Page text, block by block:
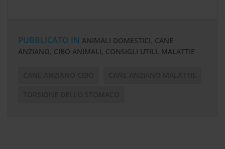
PUBBLICATO IN ANIMALI DOMESTICI, CANE
ANZIANO, CIBO ANIMALI, CONSIGLI UTILI, MALATTIE